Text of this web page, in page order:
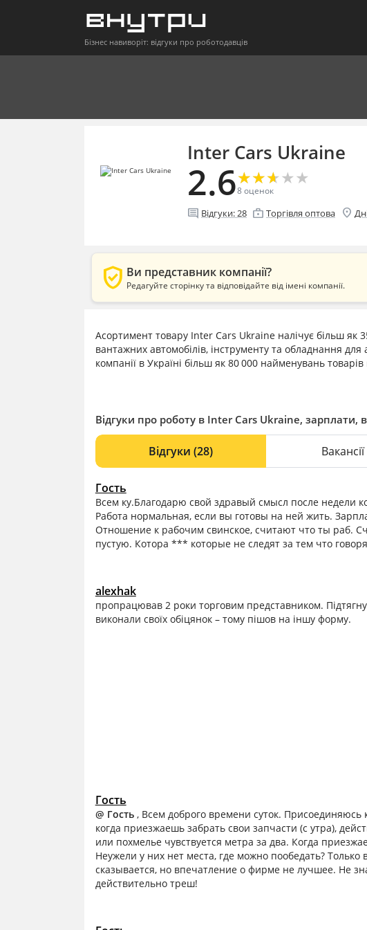
Бізнес навиворіт: відгуки про роботодавців
Inter Cars Ukraine
2.6★
★★
★★
★★
★★
★
8оценок
comment Відгуки:28 enterprise Торгівля оптова location_on
verified_user Ви представник компанії?
Редагуйте сторінку та відповідайте від імені компанії.
Асортимент товару Inter Cars Ukraine налічує більш як
вантажних автомобілів, інструменту та обладнання для
компанії в Україні більш як 80 000 найменувань
Відгуки про роботу в Inter Cars Ukraine, зарплати,
Відгуки (28) Вакансії
Гость
Всем ку.Благодарю свой здравый смысл после недели
Работа нормальная, если вы готовы на ней жить.
Отношение к рабочим свинское, считают что ты раб.
пустую. Котора *** которые не следят за тем что
alexhak
пропрацював 2 роки торговим представником.
виконали своїх обіцянок – тому пішов на іншу форму.
Гость
@ Гость , Всем доброго времени суток.
когда приезжаешь забрать свои запчасти (с утра),
или похмелье чувствуется метра за два. Когда
Неужели у них нет места, где можно пообедать?
сказывается, но впечатление о фирме не лучшее. Не
действительно треш!